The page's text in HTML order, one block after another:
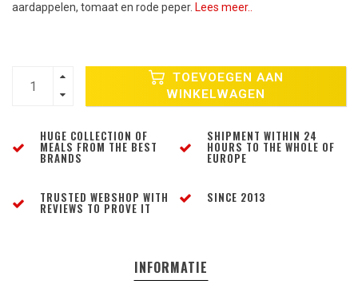
aardappelen, tomaat en rode peper. Lees meer..
TOEVOEGEN AAN
WINKELWAGEN
HUGE COLLECTION OF
MEALS FROM THE BEST
BRANDS
SHIPMENT WITHIN 24
HOURS TO THE WHOLE OF
EUROPE
TRUSTED WEBSHOP WITH
REVIEWS TO PROVE IT
SINCE 2013
INFORMATIE